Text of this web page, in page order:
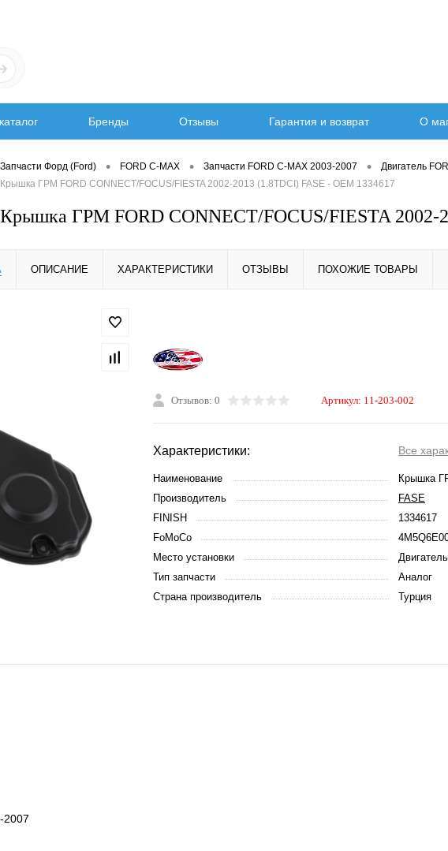
Бренды Отзывы Гарантия и возврат О
Запчасти Форд (Ford) • FORD C-MAX • Запчасти FORD C-MAX 2003-2007 • Двигатель
Крышка ГРМ FORD CONNECT/FOCUS/FIESTA 2002-2013 (1.8TDCI) FASE - OEM 1334617
Крышка ГРМ FORD CONNECT/FOCUS/FIESTA 2002-
ОПИСАНИЕ ХАРАКТЕРИСТИКИ ОТЗЫВЫ ПОХОЖИЕ ТОВАРЫ
Отзывов: 0 Артикул: 11-203-002
Характеристики: Все
Наименование
Крышка
Производитель
FASE
FINISH
1334617
FoMoCo
Место установки
Двигатель
Тип запчасти
Аналог
Страна производитель
Турция
2007